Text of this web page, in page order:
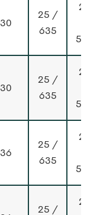
30
25 /
635
30
25 /
635
36
25 /
635
25 /